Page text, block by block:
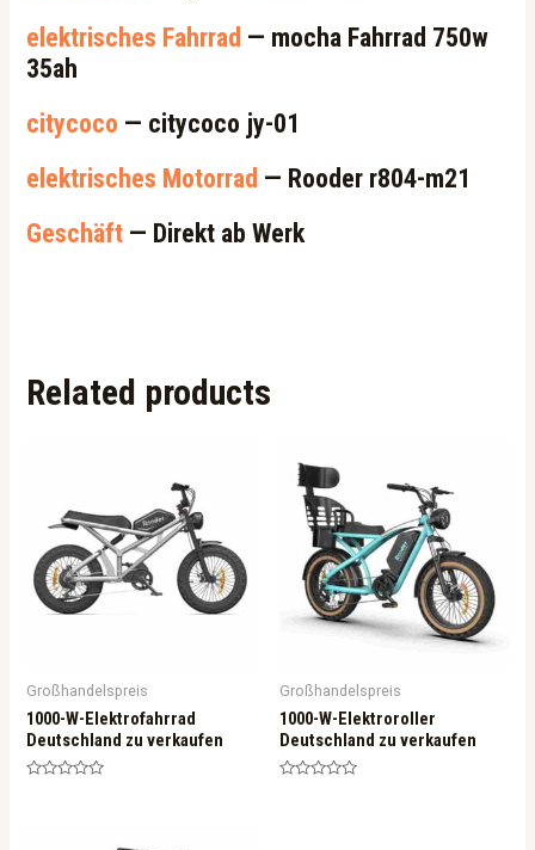
elektrisches Fahrrad — mocha Fahrrad 750w
35ah
citycoco — citycoco jy-01
elektrisches Motorrad — Rooder r804-m21
Geschäft — Direkt ab Werk
Related products
Großhandelspreis
1000-W-Elektrofahrrad
Deutschland zu verkaufen
Großhandelspreis
1000-W-Elektroroller
Deutschland zu verkaufen